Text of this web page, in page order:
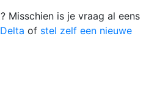
Misschien is je vraag al eens
of stel zelf een nieuwe